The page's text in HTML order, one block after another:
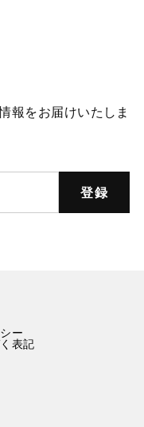
報をお届けいたしま
登録
ー
表記